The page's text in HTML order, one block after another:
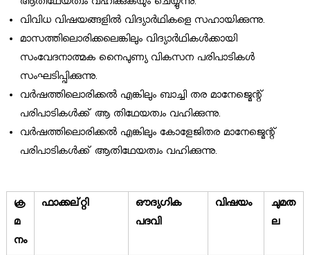
വിവിധ വിഷയങ്ങളിൽ വിദ്യാർഥികളെ സഹായിക്കുന്നു.
മാസത്തിലൊരിക്കലെങ്കിലും വിദ്യാർഥികൾക്കായി
സംവേദനാത്മക നൈപുണ്യ വികസന പരിപാടികൾ
സംഘടിപ്പിക്കുന്നു.
വർഷത്തിലൊരിക്കൽ എങ്കിലും ബാച്ചി തര മാനേജ്മെന്റ്
പരിപാടികൾക്ക് ആ തിഥേയത്വം വഹിക്കുന്നു.
വർഷത്തിലൊരിക്കൽ എങ്കിലും കോളേജിതര മാനേജ്മെന്റ്
പരിപാടികൾക്ക് ആതിഥേയത്വം വഹിക്കുന്നു.
ക്ര
മ
നം
ഫാക്കല്റ്റി
ഔദ്യഗിക
പദവി
വിഷയം
ചുമത
ല